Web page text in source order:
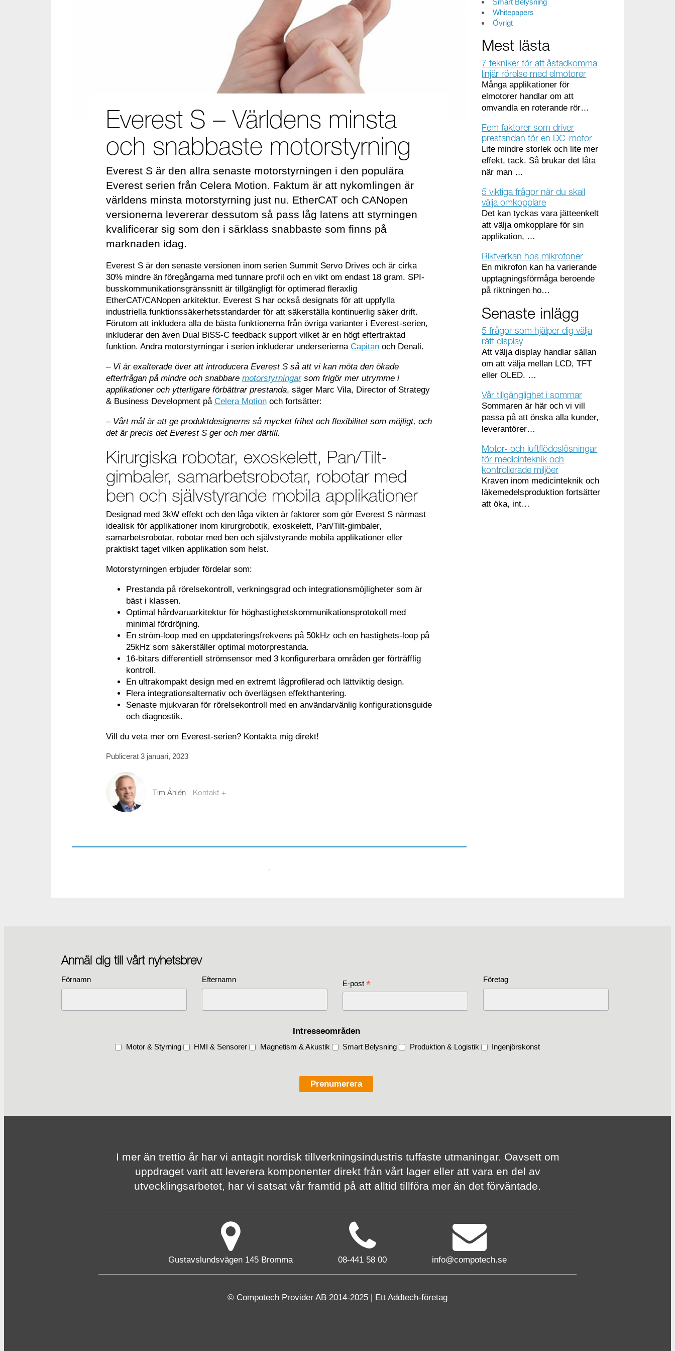
Everest S – Världens minsta
och snabbaste motorstyrning
Everest S är den allra senaste motorstyrningen i den populära
Everest serien från Celera Motion. Faktum är att nykomlingen är
världens minsta motorstyrning just nu. EtherCAT och CANopen
versionerna levererar dessutom så pass låg latens att styrningen
kvalificerar sig som den i särklass snabbaste som finns på
marknaden idag.
Everest S är den senaste versionen inom serien Summit Servo Drives och är cirka
30% mindre än föregångarna med tunnare profil och en vikt om endast 18 gram. SPI-
busskommunikationsgränssnitt är tillgängligt för optimerad fleraxlig
EtherCAT/CANopen arkitektur. Everest S har också designats för att uppfylla
industriella funktionssäkerhetsstandarder för att säkerställa kontinuerlig säker drift.
Förutom att inkludera alla de bästa funktionerna från övriga varianter i Everest-serien,
inkluderar den även Dual BiSS-C feedback support vilket är en högt eftertraktad
funktion. Andra motorstyrningar i serien inkluderar underserierna Capitanoch Denali.
– Vi är exalterade över att introducera Everest S så att vi kan möta den ökade
efterfrågan på mindre och snabbare motorstyrningarsom frigör mer utrymme i
applikationer och ytterligare förbättrar prestanda, säger Marc Vila, Director of Strategy
& Business Development på Celera Motionoch fortsätter:
– Vårt mål är att ge produktdesignerns så mycket frihet och flexibilitet som möjligt, och
det är precis det Everest S ger och mer därtill.
Kirurgiska robotar, exoskelett, Pan/Tilt-
gimbaler, samarbetsrobotar, robotar med
ben och självstyrande mobila applikationer
Designad med 3kW effekt och den låga vikten är faktorer som gör Everest S närmast
idealisk för applikationer inom kirurgrobotik, exoskelett, Pan/Tilt-gimbaler,
samarbetsrobotar, robotar med ben och självstyrande mobila applikationer eller
praktiskt taget vilken applikation som helst.
Motorstyrningen erbjuder fördelar som:
Prestanda på rörelsekontroll, verkningsgrad och integrationsmöjligheter som är
bäst i klassen.
Optimal hårdvaruarkitektur för höghastighetskommunikationsprotokoll med
minimal fördröjning.
En ström-loop med en uppdateringsfrekvens på 50kHz och en hastighets-loop på
25kHz som säkerställer optimal motorprestanda.
16-bitars differentiell strömsensor med 3 konfigurerbara områden ger förträfflig
kontroll.
En ultrakompakt design med en extremt lågprofilerad och lättviktig design.
Flera integrationsalternativ och överlägsen effekthantering.
Senaste mjukvaran för rörelsekontroll med en användarvänlig konfigurationsguide
och diagnostik.
Vill du veta mer om Everest-serien? Kontakta mig direkt!
Publicerat 3 januari, 2023
Tim Åhlén Kontakt +
·
Smart Belysning
Whitepapers
Övrigt
Mest lästa
7 tekniker för att åstadkomma
linjär rörelse med elmotorer
Många applikationer för
elmotorer handlar om att
omvandla en roterande rör…
Fem faktorer som driver
prestandan för en DC-motor
Lite mindre storlek och lite mer
effekt, tack. Så brukar det låta
när man …
5 viktiga frågor när du skall
välja omkopplare
Det kan tyckas vara jätteenkelt
att välja omkopplare för sin
applikation, …
Riktverkan hos mikrofoner
En mikrofon kan ha varierande
upptagningsförmåga beroende
på riktningen ho…
Senaste inlägg
5 frågor som hjälper dig välja
rätt display
Att välja display handlar sällan
om att välja mellan LCD, TFT
eller OLED. …
Vår tillgänglighet i sommar
Sommaren är här och vi vill
passa på att önska alla kunder,
leverantörer…
Motor- och luftflödeslösningar
för medicinteknik och
kontrollerade miljöer
Kraven inom medicinteknik och
läkemedelsproduktion fortsätter
att öka, int…
Anmäl dig till vårt nyhetsbrev
Förnamn Efternamn E-post * Företag
Intresseområden
Motor & Styrning HMI & Sensorer Magnetism & Akustik Smart Belysning Produktion & Logistik Ingenjörskonst
I mer än trettio år har vi antagit nordisk tillverknings­industris tuffaste utmaningar. Oavsett om
uppdraget varit att leverera komponenter direkt från vårt lager eller att vara en del av
utvecklingsarbetet, har vi satsat vår framtid på att alltid tillföra mer än det förväntade.
Gustavslundsvägen 145 Bromma 08-441 58 00 info@compotech.se
© Compotech Provider AB 2014-2025 | Ett Addtech-företag